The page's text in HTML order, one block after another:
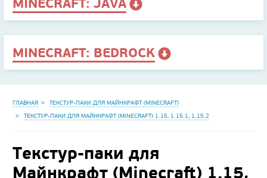
MINECRAFT: JAVA
MINECRAFT: BEDROCK
ГЛАВНАЯ
ТЕКСТУР-ПАКИ ДЛЯ МАЙНКРАФТ (MINECRAFT)
ТЕКСТУР-ПАКИ ДЛЯ МАЙНКРАФТ (MINECRAFT) 1.15, 1.15.1, 1.15.2
Текстур-паки для
Майнкрафт (Minecraft) 1.15,